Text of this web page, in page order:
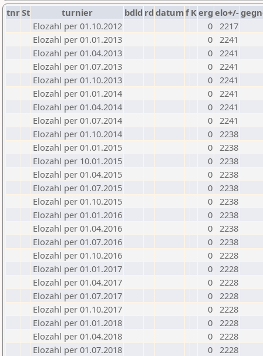
tnrSt turnier bdld rd datumf Kerg elo+/-
Elozahl per 01.10.2012
0 2217
Elozahl per 01.01.2013
0 2241
Elozahl per 01.04.2013
0 2241
Elozahl per 01.07.2013
0 2241
Elozahl per 01.10.2013
0 2241
Elozahl per 01.01.2014
0 2241
Elozahl per 01.04.2014
0 2241
Elozahl per 01.07.2014
0 2241
Elozahl per 01.10.2014
0 2238
Elozahl per 01.01.2015
0 2238
Elozahl per 10.01.2015
0 2238
Elozahl per 01.04.2015
0 2238
Elozahl per 01.07.2015
0 2238
Elozahl per 01.10.2015
0 2238
Elozahl per 01.01.2016
0 2238
Elozahl per 01.04.2016
0 2238
Elozahl per 01.07.2016
0 2238
Elozahl per 01.10.2016
0 2228
Elozahl per 01.01.2017
0 2228
Elozahl per 01.04.2017
0 2228
Elozahl per 01.07.2017
0 2228
Elozahl per 01.10.2017
0 2228
Elozahl per 01.01.2018
0 2228
Elozahl per 01.04.2018
0 2228
Elozahl per 01.07.2018
0 2228